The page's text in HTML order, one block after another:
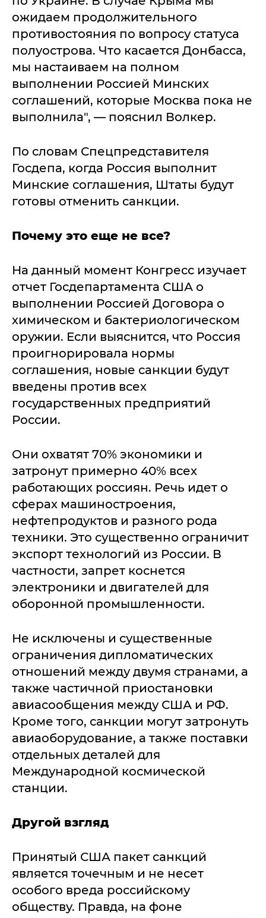
ожидаем продолжительного
противостояния по вопросу статуса
полуострова. Что касается Донбасса,
мы настаиваем на полном
выполнении Россией Минских
соглашений, которые Москва пока не
выполнила", — пояснил Волкер.
По словам Спецпредставителя
Госдепа, когда Россия выполнит
Минские соглашения, Штаты будут
готовы отменить санкции.
Почему это еще не все?
На данный момент Конгресс изучает
отчет Госдепартамента США о
выполнении Россией Договора о
химическом и бактериологическом
оружии. Если выяснится, что Россия
проигнорировала нормы
соглашения, новые санкции будут
введены против всех
государственных предприятий
России.
Они охватят 70% экономики и
затронут примерно 40% всех
работающих россиян. Речь идет о
сферах машиностроения,
нефтепродуктов и разного рода
техники. Это существенно ограничит
экспорт технологий из России. В
частности, запрет коснется
электроники и двигателей для
оборонной промышленности.
Не исключены и существенные
ограничения дипломатических
отношений между двумя странами, а
также частичной приостановки
авиасообщения между США и РФ.
Кроме того, санкции могут затронуть
авиаоборудование, а также поставки
отдельных деталей для
Международной космической
станции.
Другой взгляд
Принятый США пакет санкций
является точечным и не несет
особого вреда российскому
обществу. Правда, на фоне